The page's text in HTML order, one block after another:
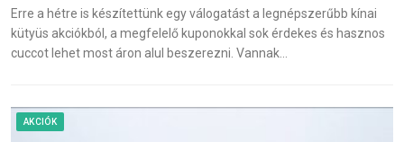
Erre a hétre is készítettünk egy válogatást a legnépszerűbb kínai
kütyüs akciókból, a megfelelő kuponokkal sok érdekes és hasznos
cuccot lehet most áron alul beszerezni. Vannak…
AKCIÓK